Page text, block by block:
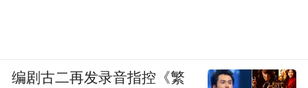
编剧古二再发录音指控《繁